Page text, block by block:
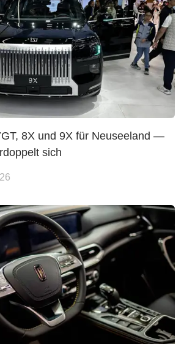
8X und 9X für Neuseeland —
sich